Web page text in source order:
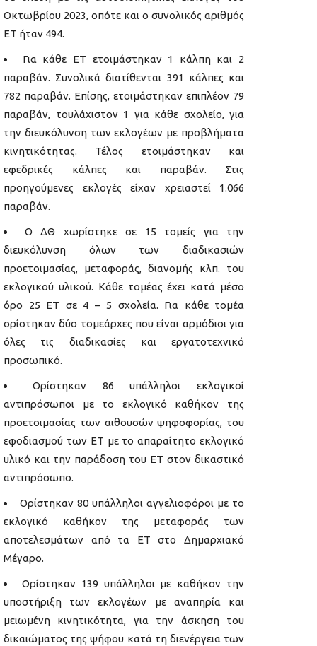
Οκτωβρίου 2023, οπότε και ο συνολικός αριθμός
ΕΤ ήταν 494.
Για κάθε ΕΤ ετοιμάστηκαν 1 κάλπη και 2
παραβάν. Συνολικά διατίθενται 391 κάλπες και
782 παραβάν. Επίσης, ετοιμάστηκαν επιπλέον 79
παραβάν, τουλάχιστον 1 για κάθε σχολείο, για
την διευκόλυνση των εκλογέων με προβλήματα
κινητικότητας. Τέλος ετοιμάστηκαν και
εφεδρικές κάλπες και παραβάν. Στις
προηγούμενες εκλογές είχαν χρειαστεί 1.066
παραβάν.
Ο ΔΘ χωρίστηκε σε 15 τομείς για την
διευκόλυνση όλων των διαδικασιών
προετοιμασίας, μεταφοράς, διανομής κλπ. του
εκλογικού υλικού. Κάθε τομέας έχει κατά μέσο
όρο 25 ΕΤ σε 4 – 5 σχολεία. Για κάθε τομέα
ορίστηκαν δύο τομεάρχες που είναι αρμόδιοι για
όλες τις διαδικασίες και εργατοτεχνικό
προσωπικό.
Ορίστηκαν 86 υπάλληλοι εκλογικοί
αντιπρόσωποι με το εκλογικό καθήκον της
προετοιμασίας των αιθουσών ψηφοφορίας, του
εφοδιασμού των ΕΤ με το απαραίτητο εκλογικό
υλικό και την παράδοση του ΕΤ στον δικαστικό
αντιπρόσωπο.
Ορίστηκαν 80 υπάλληλοι αγγελιοφόροι με το
εκλογικό καθήκον της μεταφοράς των
αποτελεσμάτων από τα ΕΤ στο Δημαρχιακό
Μέγαρο.
Ορίστηκαν 139 υπάλληλοι με καθήκον την
υποστήριξη των εκλογέων με αναπηρία και
μειωμένη κινητικότητα, για την άσκηση του
δικαιώματος της ψήφου κατά τη διενέργεια των